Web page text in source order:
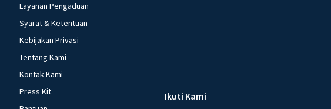
Layanan Pengaduan
Syarat & Ketentuan
Kebijakan Privasi
Tentang Kami
Kontak Kami
Press Kit
Ikuti Kami